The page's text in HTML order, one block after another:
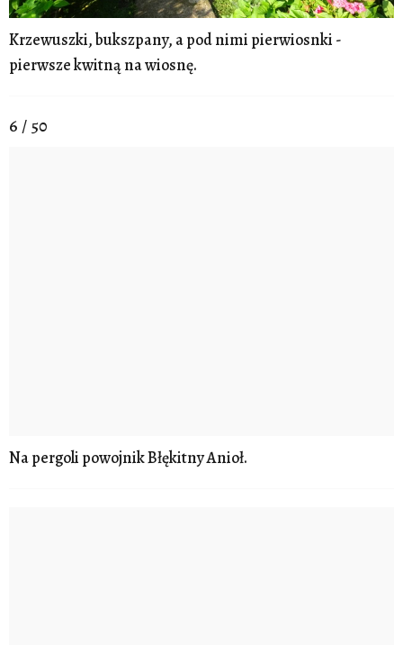
Krzewuszki, bukszpany, a pod nimi pierwiosnki -
pierwsze kwitną na wiosnę.
6 / 50
Na pergoli powojnik Błękitny Anioł.